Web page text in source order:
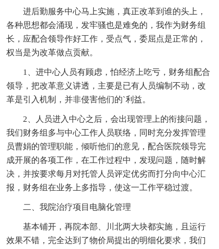
进后勤服务中心马上实施，真正改革到谁的头上，
各种思想都会涌现，发牢骚也是难免的，我作为财务组
长，应配合领导作好工作，受点气，委屈点是正常的，
权当是为改革做点贡献。
1、进中心人员有顾虑，怕经济上吃亏，财务组配合
领导，把改革意义讲透，主要是已有人员编制不动，改
革是引入机制，并非侵害他们的`利益。
2、人员进入中心之后，会出现管理上的衔接问题，
我们财务组多与中心工作人员联络，同时充分发挥管理
员曹娟的管理职能，倾听他们的意见，配合医院领导完
成开展的各项工作，在工作过程中，发现问题，随时解
决，并按要求每月对托管人员评定优劣而打分向中心汇
报，财务组在业务上多指导，使这一工作平稳过渡。
二、我院治疗项目电脑化管理
基本铺开，再院本部、川北两大块都实施，且运行
效果不错，完全达到了物价局提出的明细化要求，我们